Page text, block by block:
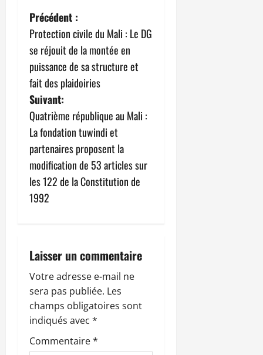
N
a
v
i
g
a
t
i
d
’
a
r
Précédent :
Protection civile du Mali : Le DG
se réjouit de la montée en
puissance de sa structure et
fait des plaidoiries
Suivant:
Quatrième république au Mali :
La fondation tuwindi et
partenaires proposent la
modification de 53 articles sur
les 122 de la Constitution de
1992
Laisser un commentaire
Votre adresse e-mail ne
sera pas publiée. Les
champs obligatoires sont
indiqués avec *
Commentaire*